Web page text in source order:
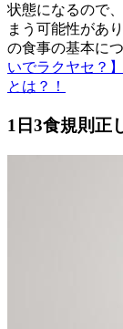
状態になるので
まう可能性があ
の食事の基本に
いでラクヤセ？
とは？！
1日3食規則正